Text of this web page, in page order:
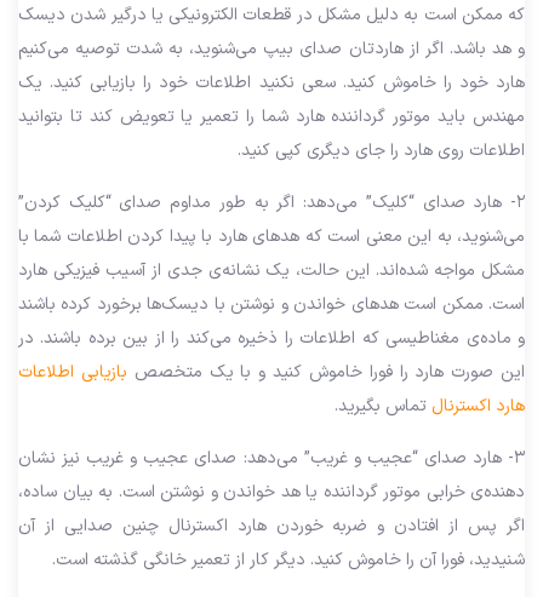
که ممکن است به دلیل مشکل در قطعات الکترونیکی یا درگیر شدن دیسک
و هد باشد. اگر از هاردتان صدای بیپ می‌شنوید، به شدت توصیه می‌کنیم
هارد خود را خاموش کنید. سعی نکنید اطلاعات خود را بازیابی کنید. یک
مهندس باید موتور گرداننده هارد شما را تعمیر یا تعویض کند تا بتوانید
اطلاعات روی هارد را جای دیگری کپی کنید.
۲- هارد صدای “کلیک” می‌دهد: اگر به طور مداوم صدای “کلیک کردن”
می‌شنوید، به این معنی است که هدهای هارد با پیدا کردن اطلاعات شما با
مشکل مواجه شده‌اند. این حالت، یک نشانه‌ی جدی از آسیب فیزیکی هارد
است. ممکن است هدهای خواندن و نوشتن با دیسک‌ها برخورد کرده باشند
و ماده‌ی مغناطیسی که اطلاعات را ذخیره می‌کند را از بین برده باشند. در
این صورت هارد را فورا خاموش کنید و با یک متخصص بازیابی اطلاعات
هارد اکسترنالتماس بگیرید.
۳- هارد صدای “عجیب و غریب” می‌دهد: صدای عجیب و غریب نیز نشان
دهنده‌ی خرابی موتور گرداننده یا هد خواندن و نوشتن است. به بیان ساده،
اگر پس از افتادن و ضربه خوردن هارد اکسترنال چنین صدایی از آن
شنیدید، فورا آن را خاموش کنید. دیگر کار از تعمیر خانگی گذشته است.